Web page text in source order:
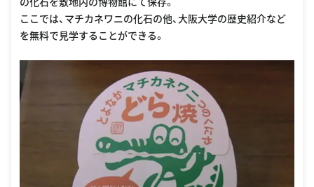
ここでは、マチカネワニの化石の他、大阪大学の歴史紹介など
を無料で見学することができる。